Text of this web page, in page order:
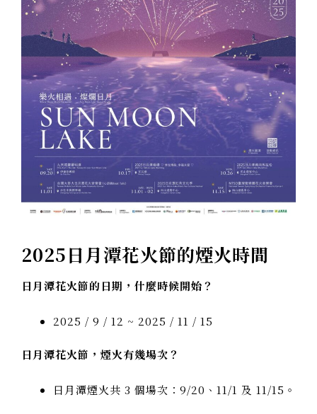
2025日月潭花火節的煙火時間
日月潭花火節的日期，什麼時候開始？
2025 / 9 / 12 ~ 2025 / 11 / 15
日月潭花火節，煙火有幾場次？
日月潭煙火共 3 個場次：9/20、11/1 及 11/15。